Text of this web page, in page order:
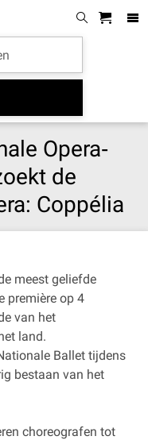
Opera‐
de
Coppélia
meest geliefde
première op 4
van het
land.
Ballet tijdens
bestaan van het
choreografen tot